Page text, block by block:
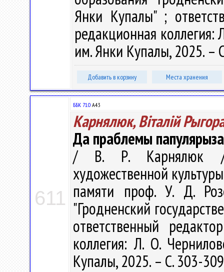
Янки Купалы" ;
редакционная коллегия:
им. Янки Купалы, 2025. –
Добавить в корзину Места хранения
611
ББК 71.0 А43
Карнялюк, Віталій
Да праблемы
/ В. Р. Карнялюк //
художественной
памяти проф. У. Д.
"Гродненский
ответственный
коллегия: Л. О.
Купалы, 2025. – С. 303-